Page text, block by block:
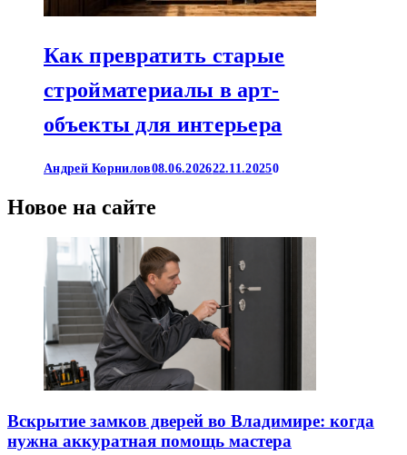
Как превратить старые
стройматериалы в арт-
объекты для интерьера
Андрей Корнилов08.06.202622.11.20250
Новое на сайте
Вскрытие замков дверей во Владимире: когда
нужна аккуратная помощь мастера